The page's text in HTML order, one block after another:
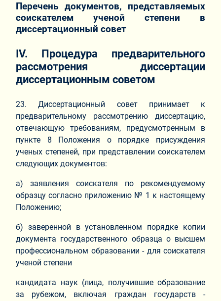
Перечень документов, представляемых
соискателем ученой степени в
диссертационный совет
IV. Процедура предварительного
рассмотрения диссертации
диссертационным советом
23. Диссертационный совет принимает к
предварительному рассмотрению диссертацию,
отвечающую требованиям, предусмотренным в
пункте 8 Положения о порядке присуждения
ученых степеней, при представлении соискателем
следующих документов:
а) заявления соискателя по рекомендуемому
образцу согласно приложению № 1 к настоящему
Положению;
б) заверенной в установленном порядке копии
документа государственного образца о высшем
профессиональном образовании - для соискателя
ученой степени
кандидата наук (лица, получившие образование
за рубежом, включая граждан государств -